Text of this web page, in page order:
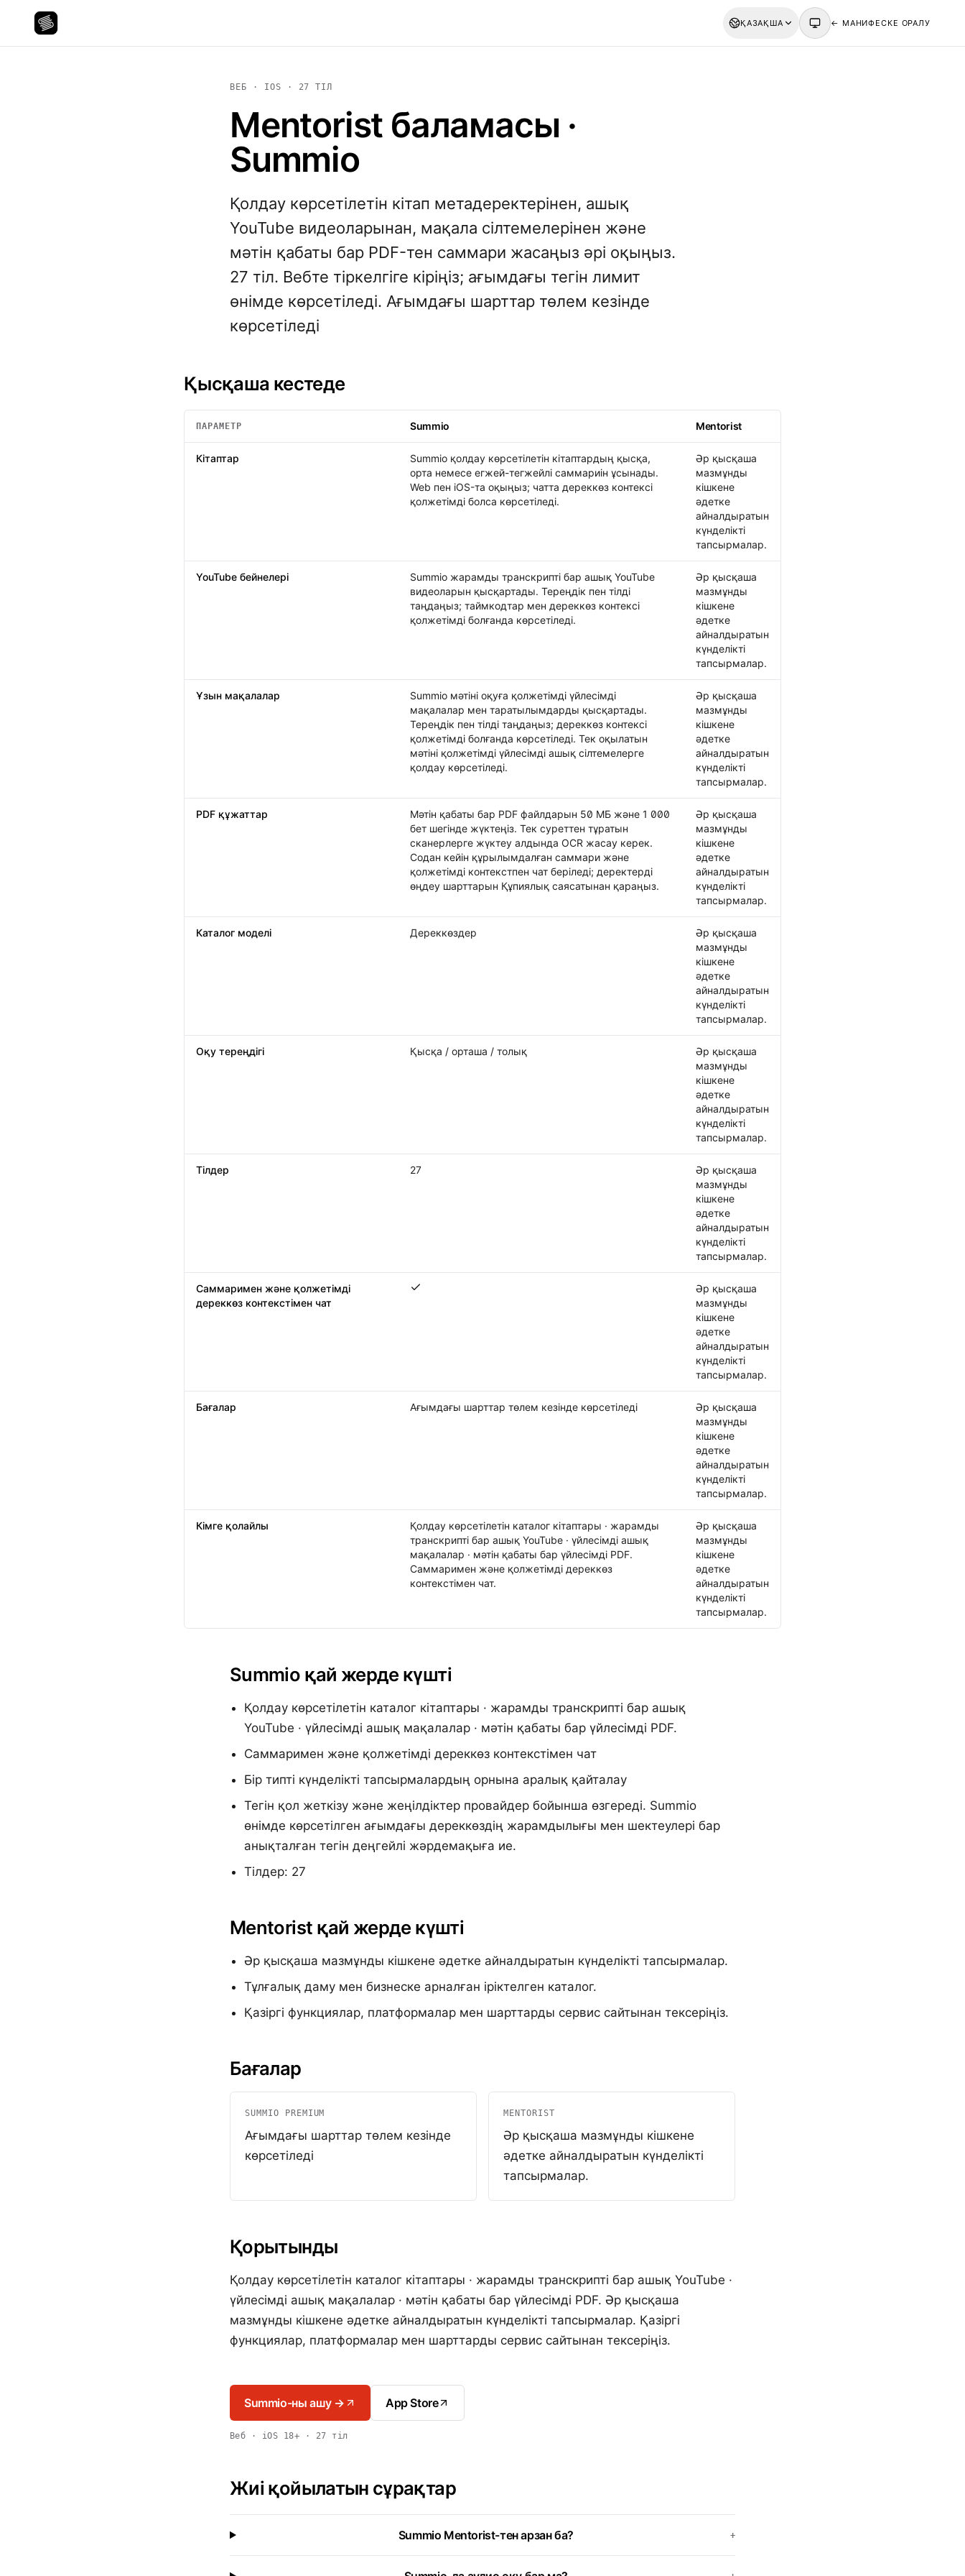
ҚАЗАҚША ← МАНИФЕСКЕ ОРАЛУ
ВЕБ · IOS · 27 ТІЛ
Mentorist баламасы ·
Summio
Қолдау көрсетілетін кітап метадеректерінен, ашық
YouTube видеоларынан, мақала сілтемелерінен және
мәтін қабаты бар PDF-тен саммари жасаңыз әрі оқыңыз.
27 тіл. Вебте тіркелгіге кіріңіз; ағымдағы тегін лимит
өнімде көрсетіледі. Ағымдағы шарттар төлем кезінде
көрсетіледі
Қысқаша кестеде
ПАРАМЕТР Summio Mentorist
Кітаптар
Summio қолдау көрсетілетін кітаптардың қысқа,
орта немесе егжей-тегжейлі саммариін ұсынады.
Web пен iOS-та оқыңыз; чатта дереккөз контексі
қолжетімді болса көрсетіледі.
Әр қысқаша
мазмұнды
кішкене
әдетке
айналдыратын
күнделікті
тапсырмалар.
YouTube бейнелері
Summio жарамды транскрипті бар ашық YouTube
видеоларын қысқартады. Тереңдік пен тілді
таңдаңыз; таймкодтар мен дереккөз контексі
қолжетімді болғанда көрсетіледі.
Әр қысқаша
мазмұнды
кішкене
әдетке
айналдыратын
күнделікті
тапсырмалар.
Ұзын мақалалар
Summio мәтіні оқуға қолжетімді үйлесімді
мақалалар мен таратылымдарды қысқартады.
Тереңдік пен тілді таңдаңыз; дереккөз контексі
қолжетімді болғанда көрсетіледі. Тек оқылатын
мәтіні қолжетімді үйлесімді ашық сілтемелерге
қолдау көрсетіледі.
Әр қысқаша
мазмұнды
кішкене
әдетке
айналдыратын
күнделікті
тапсырмалар.
PDF құжаттар
Мәтін қабаты бар PDF файлдарын 50 МБ және 1 000
бет шегінде жүктеңіз. Тек суреттен тұратын
сканерлерге жүктеу алдында OCR жасау керек.
Содан кейін құрылымдалған саммари және
қолжетімді контекстпен чат беріледі; деректерді
өңдеу шарттарын Құпиялық саясатынан қараңыз.
Әр қысқаша
мазмұнды
кішкене
әдетке
айналдыратын
күнделікті
тапсырмалар.
Каталог моделі Дереккөздер
Әр қысқаша
мазмұнды
кішкене
әдетке
айналдыратын
күнделікті
тапсырмалар.
Оқу тереңдігі Қысқа / орташа / толық
Әр қысқаша
мазмұнды
кішкене
әдетке
айналдыратын
күнделікті
тапсырмалар.
Тілдер 27
Әр қысқаша
мазмұнды
кішкене
әдетке
айналдыратын
күнделікті
тапсырмалар.
Саммаримен және қолжетімді
дереккөз контекстімен чат
Саммаримен және қолжетімді дереккөз контекстімен чат
Әр қысқаша
мазмұнды
кішкене
әдетке
айналдыратын
күнделікті
тапсырмалар.
Бағалар Ағымдағы шарттар төлем кезінде көрсетіледі
Әр қысқаша
мазмұнды
кішкене
әдетке
айналдыратын
күнделікті
тапсырмалар.
Кімге қолайлы
Қолдау көрсетілетін каталог кітаптары · жарамды
транскрипті бар ашық YouTube · үйлесімді ашық
мақалалар · мәтін қабаты бар үйлесімді PDF.
Саммаримен және қолжетімді дереккөз
контекстімен чат.
Әр қысқаша
мазмұнды
кішкене
әдетке
айналдыратын
күнделікті
тапсырмалар.
Summio қай жерде күшті
Қолдау көрсетілетін каталог кітаптары · жарамды транскрипті бар ашық
YouTube · үйлесімді ашық мақалалар · мәтін қабаты бар үйлесімді PDF.
Саммаримен және қолжетімді дереккөз контекстімен чат
Бір типті күнделікті тапсырмалардың орнына аралық қайталау
Тегін қол жеткізу және жеңілдіктер провайдер бойынша өзгереді. Summio
өнімде көрсетілген ағымдағы дереккөздің жарамдылығы мен шектеулері бар
анықталған тегін деңгейлі жәрдемақыға ие.
Тілдер: 27
Mentorist қай жерде күшті
Әр қысқаша мазмұнды кішкене әдетке айналдыратын күнделікті тапсырмалар.
Тұлғалық даму мен бизнеске арналған іріктелген каталог.
Қазіргі функциялар, платформалар мен шарттарды сервис сайтынан тексеріңіз.
Бағалар
SUMMIO PREMIUM
Ағымдағы шарттар төлем кезінде
көрсетіледі
MENTORIST
Әр қысқаша мазмұнды кішкене
әдетке айналдыратын күнделікті
тапсырмалар.
Қорытынды
Қолдау көрсетілетін каталог кітаптары · жарамды транскрипті бар ашық YouTube ·
үйлесімді ашық мақалалар · мәтін қабаты бар үйлесімді PDF. Әр қысқаша
мазмұнды кішкене әдетке айналдыратын күнделікті тапсырмалар. Қазіргі
функциялар, платформалар мен шарттарды сервис сайтынан тексеріңіз.
Summio-ны ашу → App Store
Веб · iOS 18+ · 27 тіл
Жиі қойылатын сұрақтар
Summio Mentorist-тен арзан ба? +